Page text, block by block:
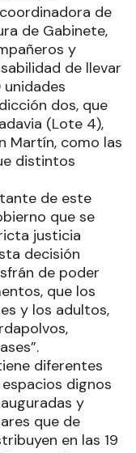
de
de Gabinete,
y
de llevar
dos, que
(Lote 4),
Martín, como las
distintos
de este
que se
justicia
decisión
de poder
que los
y los adultos,
diferentes
dignos
y
que de
en las 19